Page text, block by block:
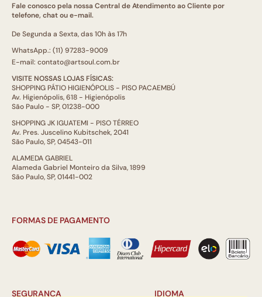
Fale conosco pela nossa Central de Atendimento ao Cliente por
telefone, chat ou e-mail.
De Segunda a Sexta, das 10h às 17h
WhatsApp.: (11) 97283-9009
E-mail: contato@artsoul.com.br
VISITE NOSSAS LOJAS FÍSICAS:
SHOPPING PÁTIO HIGIENÓPOLIS - PISO PACAEMBÚ
Av. Higienópolis, 618 - Higienópolis
São Paulo - SP, 01238-000
SHOPPING JK IGUATEMI - PISO TÉRREO
Av. Pres. Juscelino Kubitschek, 2041
São Paulo, SP, 04543-011
ALAMEDA GABRIEL
Alameda Gabriel Monteiro da Silva, 1899
São Paulo, SP, 01441-002
FORMAS DE PAGAMENTO
SEGURANÇA IDIOMA